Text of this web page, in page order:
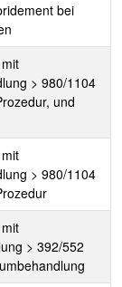
bei
> 980/1104
und
> 980/1104
> 392/552